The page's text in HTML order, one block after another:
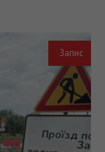
Запис